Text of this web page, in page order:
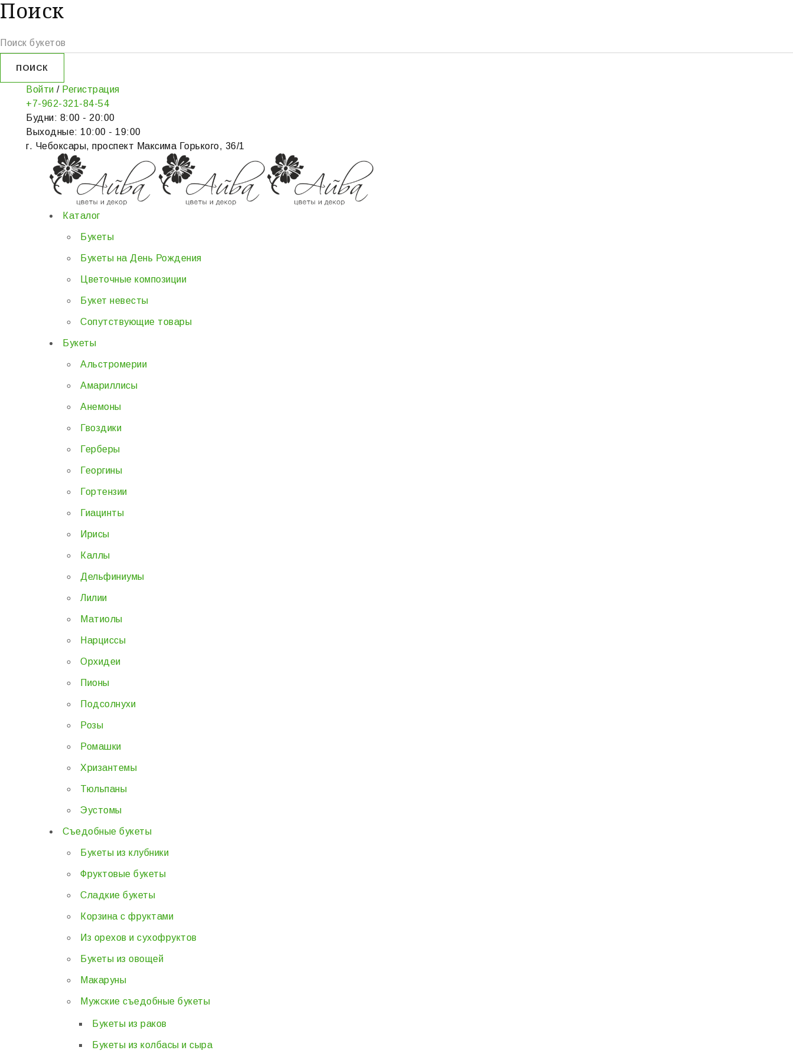
Поиск
Войти / Регистрация
+7-962-321-84-54
Будни: 8:00 - 20:00
Выходные: 10:00 - 19:00
г. Чебоксары, проспект Максима Горького, 36/1
Каталог
Букеты
Букеты на День Рождения
Цветочные композиции
Букет невесты
Сопутствующие товары
Букеты
Альстромерии
Амариллисы
Анемоны
Гвоздики
Герберы
Георгины
Гортензии
Гиацинты
Ирисы
Каллы
Дельфиниумы
Лилии
Матиолы
Нарциссы
Орхидеи
Пионы
Подсолнухи
Розы
Ромашки
Хризантемы
Тюльпаны
Эустомы
Съедобные букеты
Букеты из клубники
Фруктовые букеты
Сладкие букеты
Корзина с фруктами
Из орехов и сухофруктов
Букеты из овощей
Макаруны
Мужские съедобные букеты
Букеты из раков
Букеты из колбасы и сыра